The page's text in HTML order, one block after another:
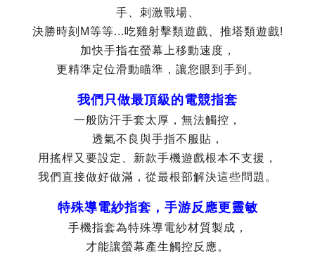
手、刺激戰場、
決勝時刻M等等...吃雞射擊類遊戲、推塔類遊戲!
加快手指在螢幕上移動速度，
更精準定位滑動瞄準，讓您眼到手到。
我們只做最頂級的電競指套
一般防汗手套太厚，無法觸控，
透氣不良與手指不服貼，
用搖桿又要設定、新款手機遊戲根本不支援，
我們直接做好做滿，從最根部解決這些問題。
特殊導電紗指套，手游反應更靈敏
手機指套為特殊導電紗材質製成，
才能讓螢幕產生觸控反應。